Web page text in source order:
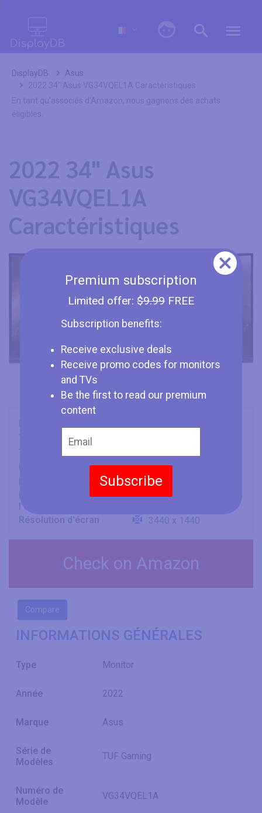
Premium subscription
Limited offer: $9.99FREE
Subscription benefits:
Receive exclusive deals
Receive promo codes for monitors
and TVs
Be the first to read our premium
content
Subscribe
DisplayDB
Asus
2022 34" Asus VG34VQEL1A Caractéristiques
En tant qu'associés d'Amazon, nous gagnons des achats
éligibles.
2022 34" Asus
VG34VQEL1A
Caractéristiques
Taille
34" (inches)
VA
100 Hz
Rapport d'aspect d
Résolution d'écran
3440 x 1440
Check on Amazon
Compare
INFORMATIONS GÉNÉRALES
Type Monitor
Année 2022
Marque Asus
Série de
Modèles
TUF Gaming
Numéro de
Modèle
VG34VQEL1A